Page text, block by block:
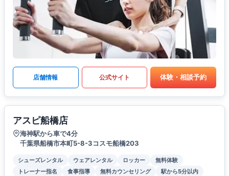
店舗情報 公式サイト 体験・相談予約
アスピ船橋店
海神駅から車で4分
千葉県船橋市本町5-8-3コスモ船橋203
シューズレンタル ウェアレンタル ロッカー
無料体験
トレーナー指名
食事指導 無料カウンセリング 駅から5分以内